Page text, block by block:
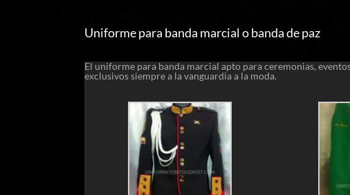
Uniforme para banda marcial o banda de paz
El uniforme para banda marcial apto para ceremonias,
exclusivos siempre a la vanguardia a la moda.